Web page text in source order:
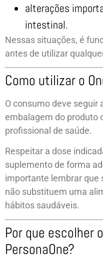
alterações
intestinal.
Nessas situações, é
antes de utilizar
Como utilizar o
O consumo deve seguir
embalagem do produto
profissional de saúde.
Respeitar a dose
suplemento de forma
importante lembrar
não substituem uma
hábitos saudáveis.
Por que escolher
PersonaOne?